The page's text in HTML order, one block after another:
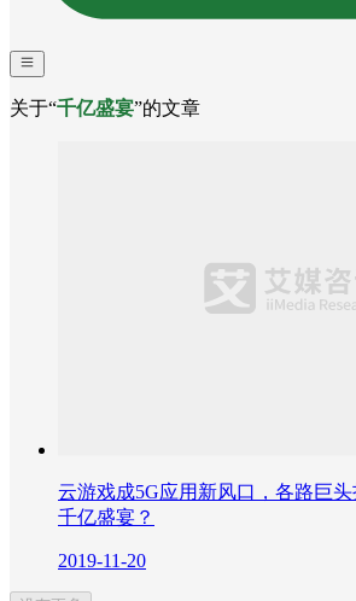
关于“千亿盛宴”的文章
云游戏成5G应用新风口，各路巨
千亿盛宴？
2019-11-20